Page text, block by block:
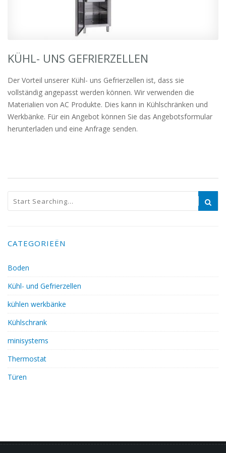
KÜHL- UNS GEFRIERZELLEN
Der Vorteil unserer Kühl- uns Gefrierzellen ist, dass sie
vollständig angepasst werden können. Wir verwenden die
Materialien von AC Produkte. Dies kann in Kühlschränken und
Werkbänke. Für ein Angebot können Sie das Angebotsformular
herunterladen und eine Anfrage senden.
CATEGORIEËN
Boden
Kühl- und Gefrierzellen
kühlen werkbänke
Kühlschrank
minisystems
Thermostat
Türen